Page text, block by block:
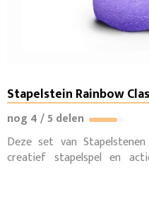
Stapelstein Rainbow
nog 4 / 5 delen
Deze set van
creatief stapelspel en